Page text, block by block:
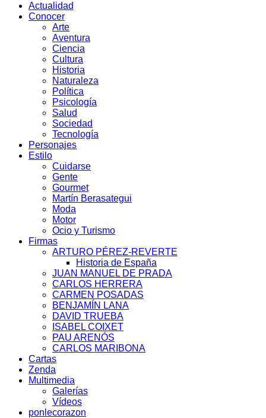
Actualidad
Conocer
Arte
Aventura
Ciencia
Cultura
Historia
Naturaleza
Política
Psicología
Salud
Sociedad
Tecnología
Personajes
Estilo
Cuidarse
Gente
Gourmet
Martín Berasategui
Moda
Motor
Ocio y Turismo
Firmas
ARTURO PÉREZ-REVERTE
Historia de España
JUAN MANUEL DE PRADA
CARLOS HERRERA
CARMEN POSADAS
BENJAMÍN LANA
DAVID TRUEBA
ISABEL COIXET
PAU ARENÓS
CARLOS MARIBONA
Cartas
Zenda
Multimedia
Galerías
Vídeos
ponlecorazon